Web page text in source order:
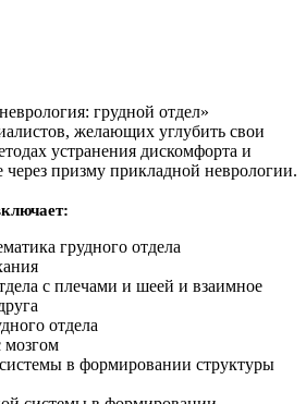
грудной отдел»
желающих углубить свои
устранения дискомфорта и
через призму прикладной неврологии.
грудного отдела
с плечами и шеей и взаимное
отдела
мозгом
в формировании структуры